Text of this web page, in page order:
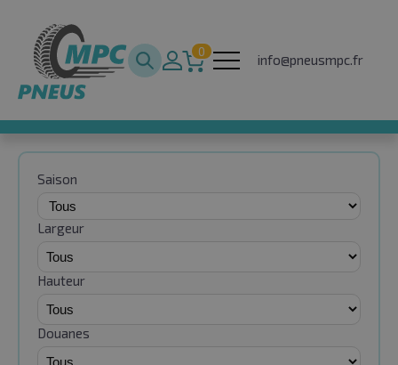
0
info@pneusmpc.fr
Saison
Largeur
Hauteur
Douanes